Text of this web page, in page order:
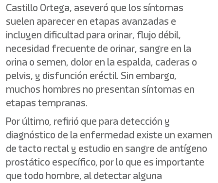
Castillo Ortega, aseveró que los síntomas
suelen aparecer en etapas avanzadas e
incluyen dificultad para orinar, flujo débil,
necesidad frecuente de orinar, sangre en la
orina o semen, dolor en la espalda, caderas o
pelvis, y disfunción eréctil. Sin embargo,
muchos hombres no presentan síntomas en
etapas tempranas.
Por último, refirió que para detección y
diagnóstico de la enfermedad existe un examen
de tacto rectal y estudio en sangre de antígeno
prostático específico, por lo que es importante
que todo hombre, al detectar alguna